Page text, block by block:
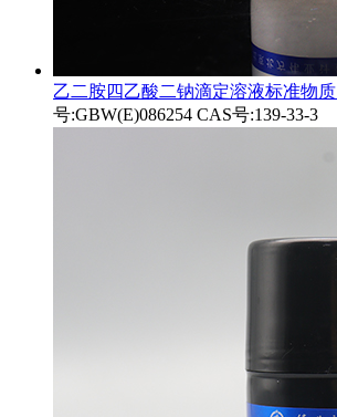
乙二胺四乙酸二钠滴定溶液标准物质
号:GBW(E)086254 CAS号:139-33-3